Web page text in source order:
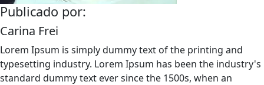
Publicado por:
Carina Frei
Lorem Ipsum is simply dummy text of the printing and
typesetting industry. Lorem Ipsum has been the industry's
standard dummy text ever since the 1500s, when an